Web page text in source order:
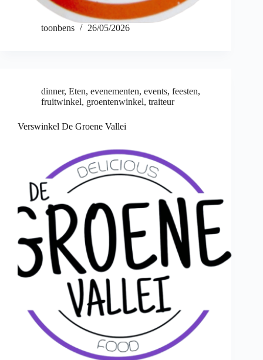
toonbens 26/05/2026
dinner, Eten, evenementen, events, feesten,
fruitwinkel, groentenwinkel, traiteur
Verswinkel De Groene Vallei